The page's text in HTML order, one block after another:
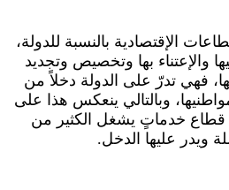
الإقتصادية بالنسبة للدولة،
والإعتناء بها وتخصيص وتجديد
فهي تدرّ على الدولة دخلاً من
وبالتالي ينعكس هذا على
قطاع خدماتٍ يشغل الكثير من
ويدر عليها الدخل.